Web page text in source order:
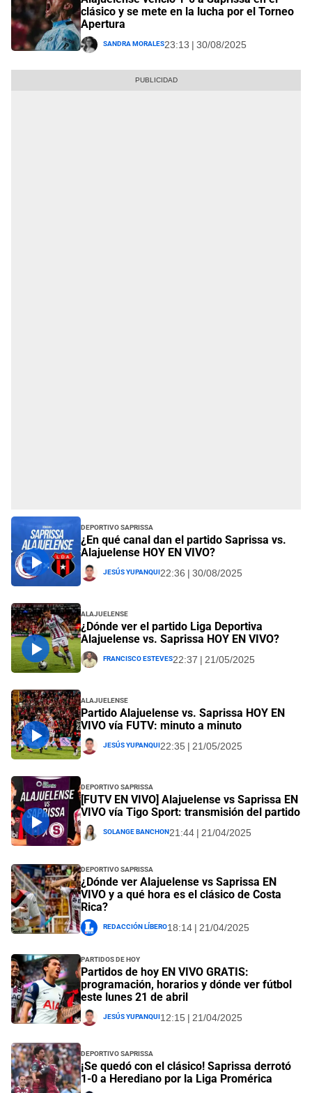
clásico y se mete en la lucha por el Torneo
Apertura
Sandra Morales23:13 | 30/08/2025
Deportivo Saprissa
¿En qué canal dan el partido Saprissa vs.
Alajuelense HOY EN VIVO?
Jesús Yupanqui22:36 | 30/08/2025
Alajuelense
¿Dónde ver el partido Liga Deportiva
Alajuelense vs. Saprissa HOY EN VIVO?
Francisco Esteves22:37 | 21/05/2025
Alajuelense
Partido Alajuelense vs. Saprissa HOY EN
VIVO vía FUTV: minuto a minuto
Jesús Yupanqui22:35 | 21/05/2025
Deportivo Saprissa
[FUTV EN VIVO] Alajuelense vs Saprissa EN
VIVO vía Tigo Sport: transmisión del partido
Solange Banchon21:44 | 21/04/2025
Deportivo Saprissa
¿Dónde ver Alajuelense vs Saprissa EN
VIVO y a qué hora es el clásico de Costa
Rica?
Redacción Líbero18:14 | 21/04/2025
Partidos de Hoy
Partidos de hoy EN VIVO GRATIS:
programación, horarios y dónde ver fútbol
este lunes 21 de abril
Jesús Yupanqui12:15 | 21/04/2025
Deportivo Saprissa
¡Se quedó con el clásico! Saprissa derrotó
1-0 a Herediano por la Liga Promérica